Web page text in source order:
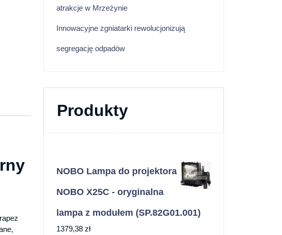
atrakcje w Mrzeżynie
Innowacyjne zgniatarki rewolucjonizują
segregację odpadów
Produkty
NOBO Lampa do projektora
NOBO X25C - oryginalna
lampa z modułem (SP.82G01.001)
1379,38 zł